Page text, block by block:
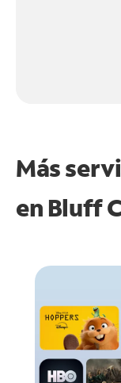
Más
en Bluff